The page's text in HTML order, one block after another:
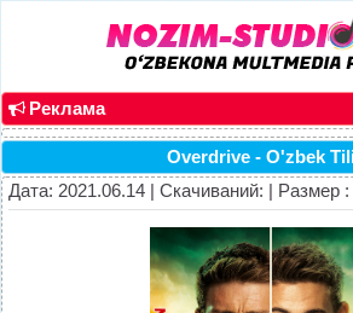
Реклама
Overdrive - O'zbek
Дата: 2021.06.14 | Скачиваний: | Размер :